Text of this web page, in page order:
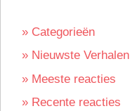
» Categorieën
» Nieuwste Verhalen
» Meeste reacties
» Recente reacties